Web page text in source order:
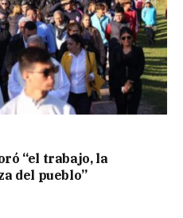
“el trabajo, la
del pueblo”